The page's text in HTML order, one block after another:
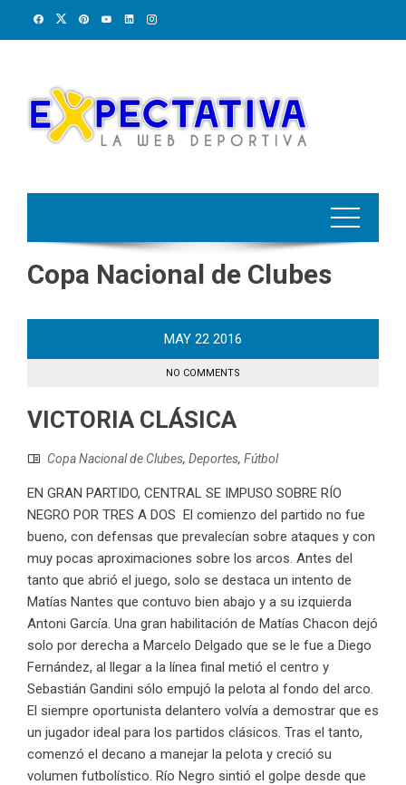
Copa Nacional de Clubes
MAY 22 2016
NO COMMENTS
VICTORIA CLÁSICA
Copa Nacional de Clubes, Deportes, Fútbol
EN GRAN PARTIDO, CENTRAL SE IMPUSO SOBRE RÍO
NEGRO POR TRES A DOS El comienzo del partido no fue
bueno, con defensas que prevalecían sobre ataques y con
muy pocas aproximaciones sobre los arcos. Antes del
tanto que abrió el juego, solo se destaca un intento de
Matías Nantes que contuvo bien abajo y a su izquierda
Antoni García. Una gran habilitación de Matías Chacon dejó
solo por derecha a Marcelo Delgado que se le fue a Diego
Fernández, al llegar a la línea final metió el centro y
Sebastián Gandini sólo empujó la pelota al fondo del arco.
El siempre oportunista delantero volvía a demostrar que es
un jugador ideal para los partidos clásicos. Tras el tanto,
comenzó el decano a manejar la pelota y creció su
volumen futbolístico. Río Negro sintió el golpe desde que